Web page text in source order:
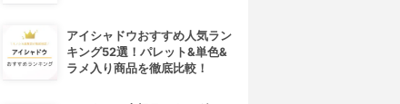
アイシャドウおすすめ人気ラン
キング52選！パレット&単色&
ラメ入り商品を徹底比較！